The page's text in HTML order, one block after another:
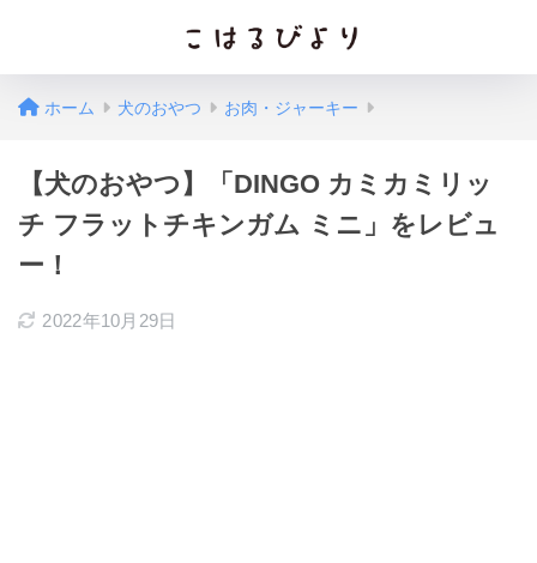
ホーム 犬のおやつ お肉・ジャーキー
【犬のおやつ】「DINGO カミカミリッ
チ フラットチキンガム ミニ」をレビュ
ー！
2022年10月29日